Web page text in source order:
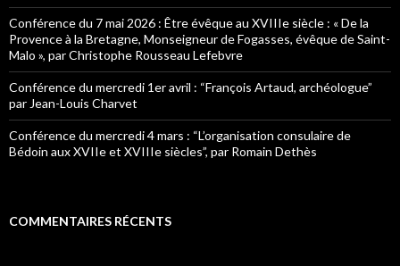
Conférence du 7 mai 2026 : Être évêque au XVIIIe siècle : « De la
Provence à la Bretagne, Monseigneur de Fogasses, évêque de Saint-
Malo », par Christophe Rousseau Lefebvre
Conférence du mercredi 1er avril : “François Artaud, archéologue”
par Jean-Louis Charvet
Conférence du mercredi 4 mars : “L’organisation consulaire de
Bédoin aux XVIIe et XVIIIe siècles”, par Romain Dethès
COMMENTAIRES RÉCENTS